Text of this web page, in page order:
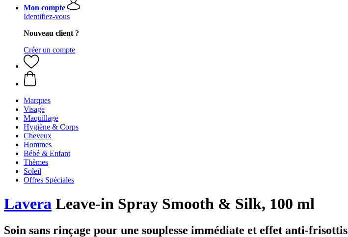
Mon compte
Identifiez-vous
Nouveau client ?
Créer un compte
Marques
Visage
Maquillage
Hygiène & Corps
Cheveux
Hommes
Bébé & Enfant
Thèmes
Soleil
Offres Spéciales
Lavera Leave-in Spray Smooth & Silk, 100 ml
Soin sans rinçage pour une souplesse immédiate et effet anti-frisottis